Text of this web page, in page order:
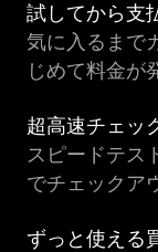
試してから支
気に入るまで
じめて料金が
超高速チェッ
スピードテス
でチェックア
ずっと使える